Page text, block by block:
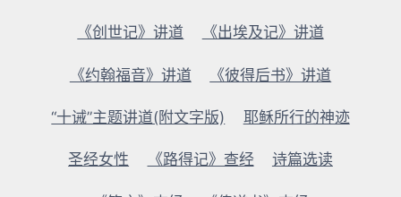
《创世记》讲道 《出埃及记》讲道
《约翰福音》讲道 《彼得后书》讲道
“十诫”主题讲道(附文字版) 耶稣所行的神迹
圣经女性 《路得记》查经 诗篇选读